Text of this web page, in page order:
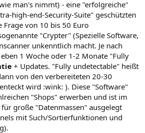
man's nimmt) - eine "erfolgreiche"
high-end-Security-Suite" geschützten
Frage von 10 bis 50 Euro
"Crypter" (Spezielle Software,
unkenntlich macht. Je nach
1 Woche oder 1-2 Monate "Fully
+ Updates. "Fully undetectable" heißt
von den verbereiteten 20-30
wird :wink: ). Diese "Software"
"Shops" erwerben und ist im
große "Datenmassen" ausgelegt
mit Such/Sortierfunktionen und